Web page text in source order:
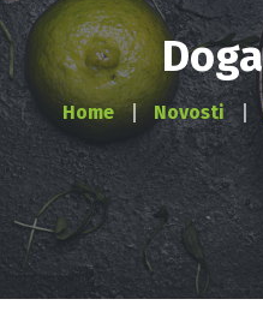
Home Novosti